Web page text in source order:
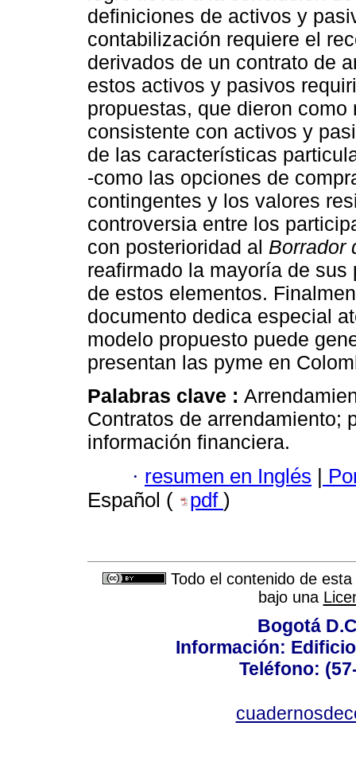
definiciones de activos y
contabilización requiere el
derivados de un contrato de
estos activos y pasivos
propuestas, que dieron
consistente con activos y
de las características
-como las opciones de
contingentes y los valores
controversia entre los
con posterioridad al Borrador
reafirmado la mayoría de
de estos elementos.
documento dedica especial
modelo propuesto puede
presentan las pyme en
Palabras clave :
Contratos de arrendamiento;
información financiera.
· resumen en Inglés |
Español (
pdf )
Todo el contenido de
bajo una
Bogotá
Información:
Teléfono: